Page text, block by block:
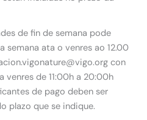
de fin de semana pode
semana ata o venres ao 12.00
con
venres de 11:00h a 20:00h
de pago deben ser
plazo que se indique.